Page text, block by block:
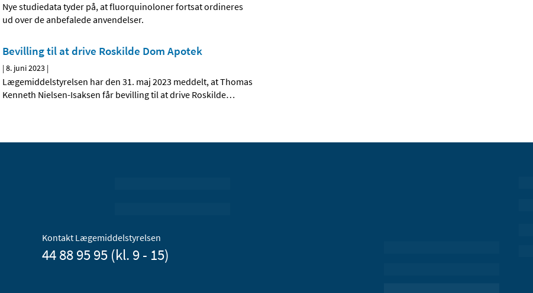
Nye studiedata tyder på, at fluorquinoloner fortsat ordineres
ud over de anbefalede anvendelser.
Bevilling til at drive Roskilde Dom Apotek
|8. juni 2023 |
Lægemiddelstyrelsen har den 31. maj 2023 meddelt, at Thomas
Kenneth Nielsen-Isaksen får bevilling til at drive Roskilde…
Kontakt Lægemiddelstyrelsen
44 88 95 95 (kl. 9 - 15)